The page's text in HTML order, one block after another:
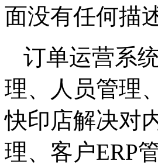
面没有任何描
订单运营系
理、人员管理
快印店解决对
理、客户ERP管